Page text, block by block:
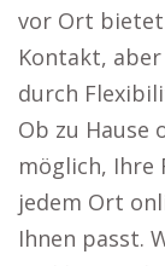
vor Ort
Kontakt,
durch
Ob zu Hause
möglich, Ihre
jedem Ort
Ihnen passt.